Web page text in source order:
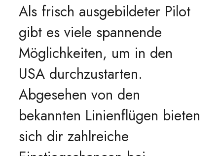
Als frisch ausgebildeter Pilot
gibt es viele spannende
Möglichkeiten, um in den
USA durchzustarten.
Abgesehen von den
bekannten Linienflügen bieten
sich dir zahlreiche